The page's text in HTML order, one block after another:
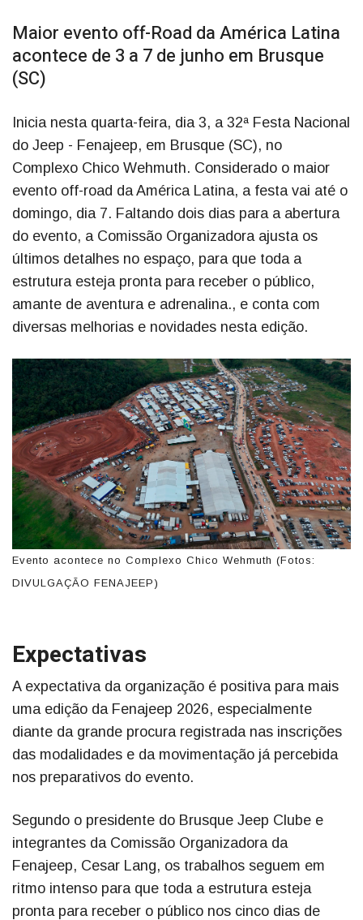
Maior evento off-Road da América Latina
acontece de 3 a 7 de junho em Brusque
(SC)
Inicia nesta quarta-feira, dia 3, a 32ª Festa Nacional
do Jeep - Fenajeep, em Brusque (SC), no
Complexo Chico Wehmuth. Considerado o maior
evento off-road da América Latina, a festa vai até o
domingo, dia 7. Faltando dois dias para a abertura
do evento, a Comissão Organizadora ajusta os
últimos detalhes no espaço, para que toda a
estrutura esteja pronta para receber o público,
amante de aventura e adrenalina., e conta com
diversas melhorias e novidades nesta edição.
Evento acontece no Complexo Chico Wehmuth (Fotos:
DIVULGAÇÃO FENAJEEP)
Expectativas
A expectativa da organização é positiva para mais
uma edição da Fenajeep 2026, especialmente
diante da grande procura registrada nas inscrições
das modalidades e da movimentação já percebida
nos preparativos do evento.
Segundo o presidente do Brusque Jeep Clube e
integrantes da Comissão Organizadora da
Fenajeep, Cesar Lang, os trabalhos seguem em
ritmo intenso para que toda a estrutura esteja
pronta para receber o público nos cinco dias de